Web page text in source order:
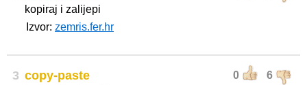
kopiraj i zalijepi
Izvor: zemris.fer.hr
3 0 6
copy-paste